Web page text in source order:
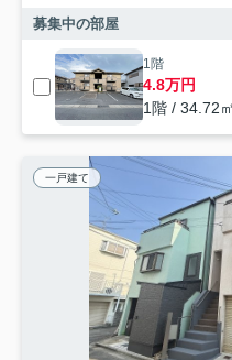
募集中の部屋
1階
4.8万円
1階 / 34.72
一戸建て